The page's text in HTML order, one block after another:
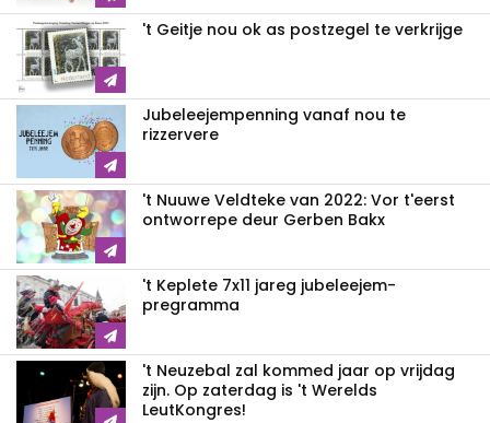
't Geitje nou ok as postzegel te verkrijge
Jubeleejempenning vanaf nou te
rizzervere
't Nuuwe Veldteke van 2022: Vor t'eerst
ontworrepe deur Gerben Bakx
't Keplete 7x11 jareg jubeleejem-
pregramma
't Neuzebal zal kommed jaar op vrijdag
zijn. Op zaterdag is 't Werelds
LeutKongres!